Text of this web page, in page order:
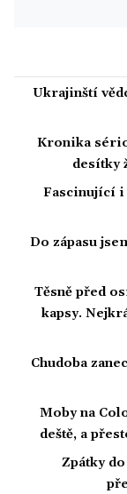
Ukrajinští
Kronika
desítky
Fascinující i
Do zápasu
Těsně před
kapsy.
Chudoba
Moby na
deště, a
Zpátky